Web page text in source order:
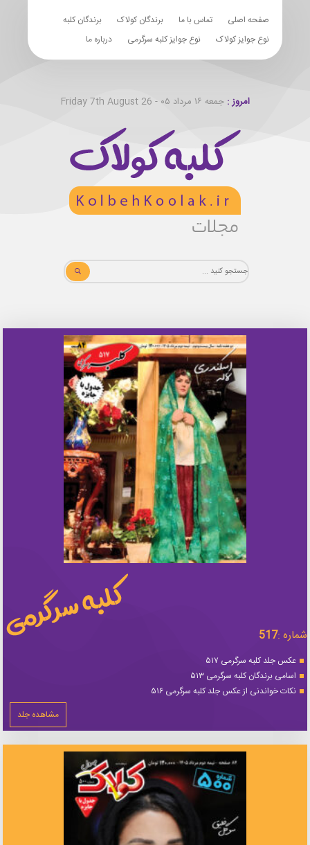
صفحه اصلی تماس با ما برندگان کولاک
برندگان کلبه
نوع جوایز کولاک
نوع جوایز کلبه سرگرمی درباره ما
امروز :جمعه ۱۶ مرداد ۰۵ - Friday 7th August 26
شماره :517
عکس جلد کلبه سرگرمی ۵۱۷
اسامی برندگان کلبه سرگرمی ۵۱۳
نکات خواندنی از عکس جلد کلبه سرگرمی ۵۱۶
مشاهده جلد